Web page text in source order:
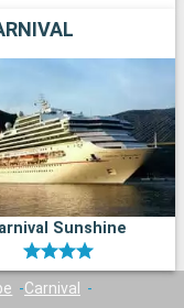
Sunshine
Carnival